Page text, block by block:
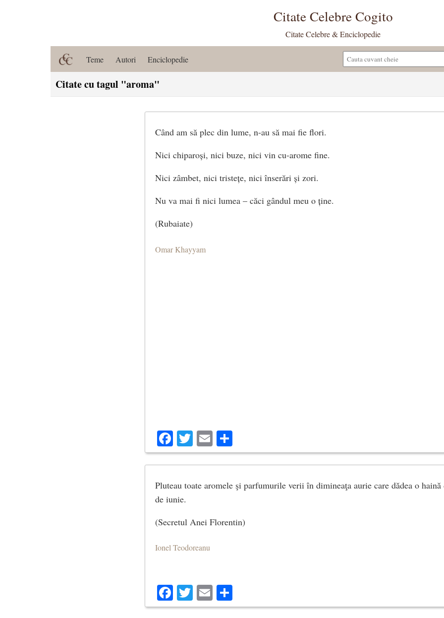
Citate Celebre Cogito
Citate Celebre & Enciclopedie
Teme Autori Enciclopedie
Citate cu tagul "aroma"
Când am să plec din lume, n-au să mai fie flori.
Nici chiparoși, nici buze, nici vin cu-arome fine.
Nici zâmbet, nici tristețe, nici înserări și zori.
Nu va mai fi nici lumea – căci gândul meu o ține.
(Rubaiate)
Omar Khayyam
Facebook
Twitter
Email
Pluteau toate aromele şi parfumurile verii în dimineaţa aurie care dădea o
de iunie.
(Secretul Anei Florentin)
Ionel Teodoreanu
Facebook
Twitter
Email